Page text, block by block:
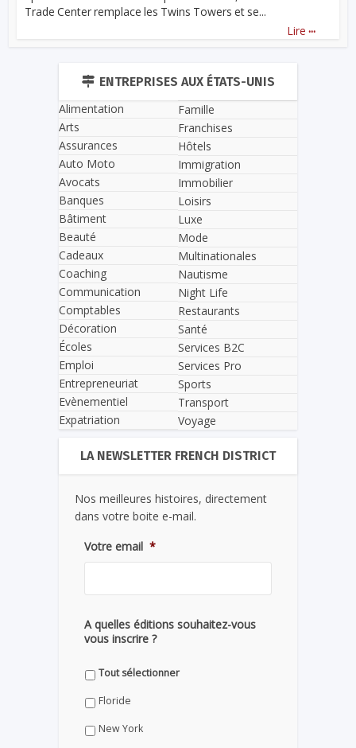
Trade Center remplace les Twins Towers et se...
Lire ...
ENTREPRISES AUX ÉTATS-UNIS
Alimentation
Arts
Assurances
Auto Moto
Avocats
Banques
Bâtiment
Beauté
Cadeaux
Coaching
Communication
Comptables
Décoration
Écoles
Emploi
Entrepreneuriat
Evènementiel
Expatriation
Famille
Franchises
Hôtels
Immigration
Immobilier
Loisirs
Luxe
Mode
Multinationales
Nautisme
Night Life
Restaurants
Santé
Services B2C
Services Pro
Sports
Transport
Voyage
LA NEWSLETTER FRENCH DISTRICT
Nos meilleures histoires, directement
dans votre boite e-mail.
Votre email *
A quelles éditions souhaitez-vous
vous inscrire ?
Tout sélectionner
Floride
New York